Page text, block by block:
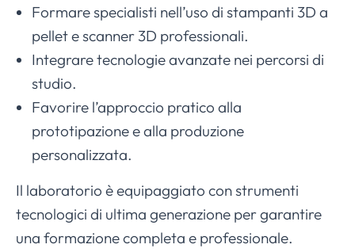
Formare specialisti nell’uso di stampanti 3D a
pellet e scanner 3D professionali.
Integrare tecnologie avanzate nei percorsi di
studio.
Favorire l’approccio pratico alla
prototipazione e alla produzione
personalizzata.
Il laboratorio è equipaggiato con strumenti
tecnologici di ultima generazione per garantire
una formazione completa e professionale.